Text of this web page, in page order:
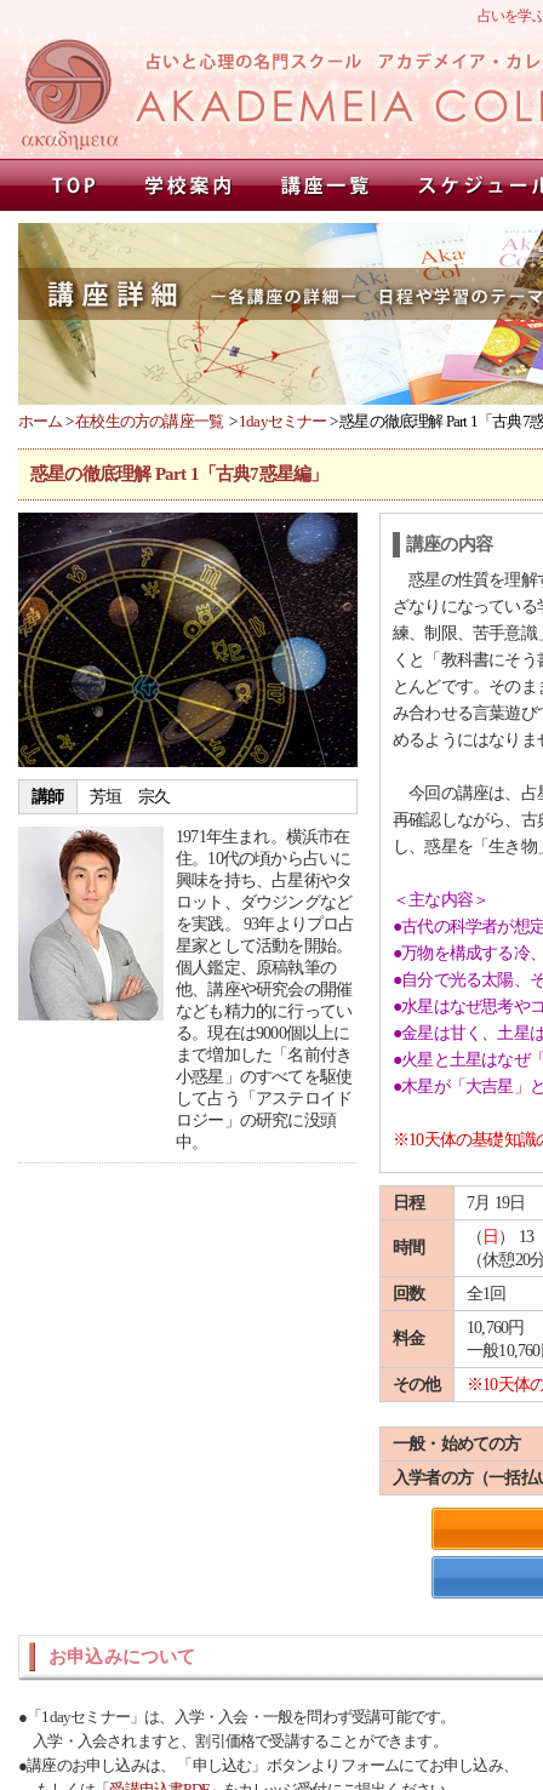
占いを学
ホーム >在校生の方の講座一覧 >1dayセミナー > 惑星の徹底理解 Part 1「古典7
惑星の徹底理解 Part 1「古典7惑星編」
講師 芳垣 宗久
1971年生まれ。横浜市在
住。10代の頃から占いに
興味を持ち、占星術やタ
ロット、ダウジングなど
を実践。 93年よりプロ占
星家として活動を開始。
個人鑑定、原稿執筆の
他、講座や研究会の開催
なども精力的に行ってい
る。現在は9000個以上に
まで増加した「名前付き
小惑星」のすべてを駆使
して占う「アステロイド
ロジー」の研究に没頭
中。
講座の内容
惑星の性質を理解
ざなりになってい
練、制限、苦手意識
くと「教科書にそ
とんどです。その
み合わせる言葉遊び
めるようにはなりま
今回の講座は、占
再確認しながら、古
し、惑星を「生き
＜主な内容＞
●古代の科学者が想
●万物を構成する冷
●自分で光る太陽、
●水星はなぜ思考や
●金星は甘く、土星
●火星と土星はなぜ
●木星が「大吉星」
※10天体の基礎知識
日程 7月 19日
時間
（ 日 ） 13
（休憩20
回数
全1回
料金
10,760円
一般
その他
※10天体
一般・始めての方
入学者の方（一括払
お申込みについて
●「1dayセミナー」は、入学・入会・一般を問わず受講可能です。
入学・入会されますと、割引価格で受講することができます。
●講座のお申し込みは、 「申し込む」ボタンよりフォームにてお申し込み、